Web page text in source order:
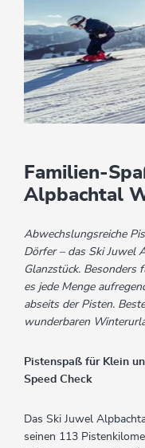
Familien-
Alpbachtal
Abwechslungsreiche
Dörfer – das Ski Juwel
Glanzstück. Besonders
es jede Menge
abseits der Pisten.
wunderbaren
Pistenspaß für Klein
Speed Check
Das Ski Juwel
seinen 113